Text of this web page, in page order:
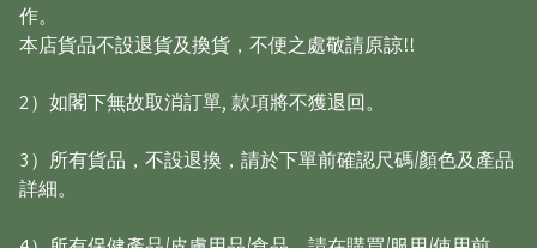
作。
本店貨品不設退貨及換貨，不便之處敬請原諒!!
2）如閣下無故取消訂單, 款項將不獲退回。
3）所有貨品，不設退換，請於下單前確認尺碼/顏色及產品
詳細。